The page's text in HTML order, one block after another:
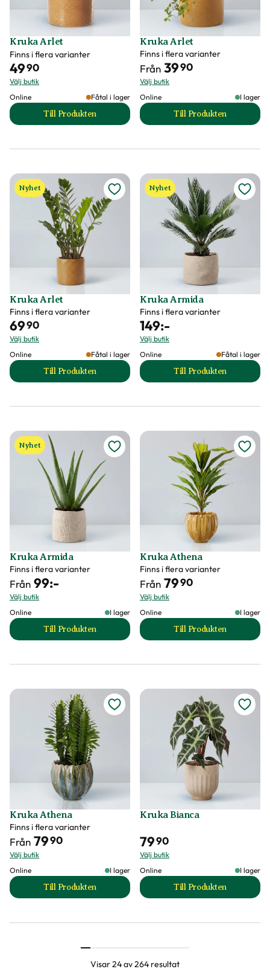
Kruka Arlet
Finns i flera varianter
4990
Välj butik
Online
Fåtal i lager
Till Produkten
till Kruka Arlet produktsida
Kruka Arlet
Finns i flera varianter
Från 3990
Välj butik
Online
I lager
Till Produkten
till Kruka Arlet
Nyhet
Kruka Arlet
Finns i flera varianter
6990
Välj butik
Online
Fåtal i lager
Till Produkten
till Kruka Arlet produktsida
Nyhet
Kruka Armida
Finns i flera varianter
149:-
Välj butik
Online
Fåtal i lager
Till Produkten
till Kruka Armida
Nyhet
Kruka Armida
Finns i flera varianter
Från 99:-
Välj butik
Online
I lager
Till Produkten
till Kruka Armida produktsida
Kruka Athena
Finns i flera varianter
Från 7990
Välj butik
Online
I lager
Till Produkten
till Kruka Athena
Kruka Athena
Finns i flera varianter
Från 7990
Välj butik
Online
I lager
Till Produkten
till Kruka Athena produktsida
Kruka Bianca
7990
Välj butik
Online
I lager
Till Produkten
till Kruka Bianca
Visar 24 av 264 resultat